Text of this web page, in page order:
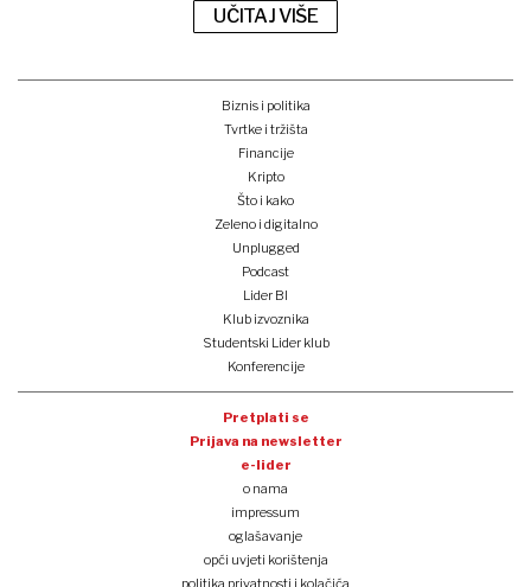
UČITAJ VIŠE
Biznis i politika
Tvrtke i tržišta
Financije
Kripto
Što i kako
Zeleno i digitalno
Unplugged
Podcast
Lider BI
Klub izvoznika
Studentski Lider klub
Konferencije
Pretplati se
Prijava na newsletter
e-lider
o nama
impressum
oglašavanje
opći uvjeti korištenja
politika privatnosti i kolačića